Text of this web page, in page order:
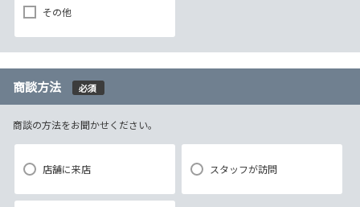
その他
商談方法 必須
商談の方法をお聞かせください。
店舗に来店 スタッフが訪問